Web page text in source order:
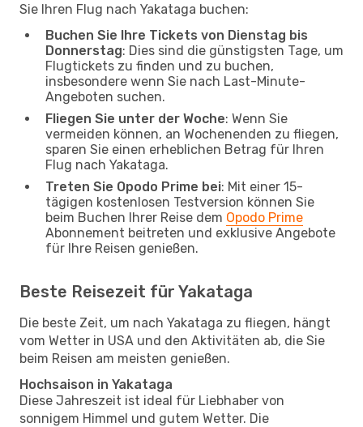
Sie Ihren Flug nach Yakataga buchen:
Buchen Sie Ihre Tickets von Dienstag bis
Donnerstag: Dies sind die günstigsten Tage, um
Flugtickets zu finden und zu buchen,
insbesondere wenn Sie nach Last-Minute-
Angeboten suchen.
Fliegen Sie unter der Woche: Wenn Sie
vermeiden können, an Wochenenden zu fliegen,
sparen Sie einen erheblichen Betrag für Ihren
Flug nach Yakataga.
Treten Sie Opodo Prime bei: Mit einer 15-
tägigen kostenlosen Testversion können Sie
beim Buchen Ihrer Reise dem Opodo Prime
Abonnement beitreten und exklusive Angebote
für Ihre Reisen genießen.
Beste Reisezeit für Yakataga
Die beste Zeit, um nach Yakataga zu fliegen, hängt
vom Wetter in USA und den Aktivitäten ab, die Sie
beim Reisen am meisten genießen.
Hochsaison in Yakataga
Diese Jahreszeit ist ideal für Liebhaber von
sonnigem Himmel und gutem Wetter. Die